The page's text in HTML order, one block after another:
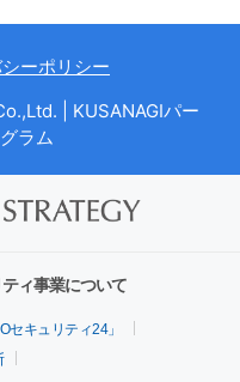
ーポリシー
| KUSANAGIパー
ラム
ィ事業について
キュリティ24」